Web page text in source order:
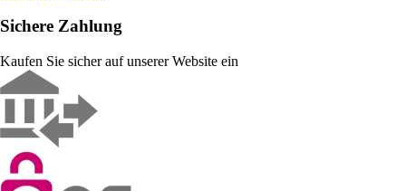
Sichere Zahlung
Kaufen Sie sicher auf unserer Website ein